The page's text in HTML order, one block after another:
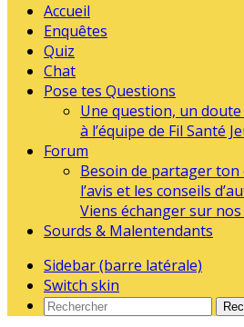
Accueil
Enquêtes
Quiz
Chat
Pose tes Questions
Une question, un
à l’équipe de Fil Santé
Forum
Besoin de partager ton
l’avis et les conseils
Viens échanger sur
Sourds & Malentendants
Sidebar (barre latérale)
Switch skin